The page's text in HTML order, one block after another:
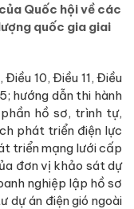
Quốc hội về các
quốc gia giai
10, Điều 11, Điều
hướng dẫn thi hành
hồ sơ, trình tự,
phát triển điện lực
triển mạng lưới cấp
đơn vị khảo sát dự
nghiệp lập hồ sơ
dự án điện gió ngoài